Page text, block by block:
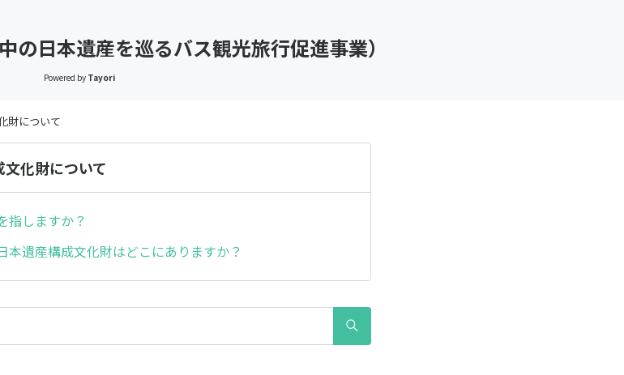
の日本遺産を巡るバス観光旅行促進事業）
Powered by Tayori
財について
化財について
指しますか？
本遺産構成文化財はどこにありますか？